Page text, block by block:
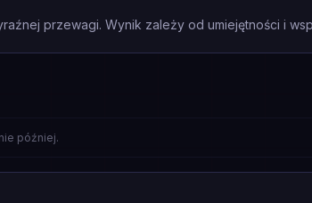
przewagi. Wynik zależy od umiejętności i
później.